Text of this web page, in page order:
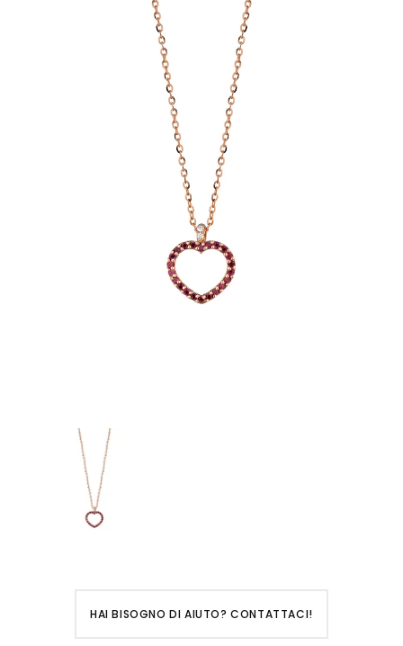
HAI BISOGNO DI AIUTO? CONTATTACI!